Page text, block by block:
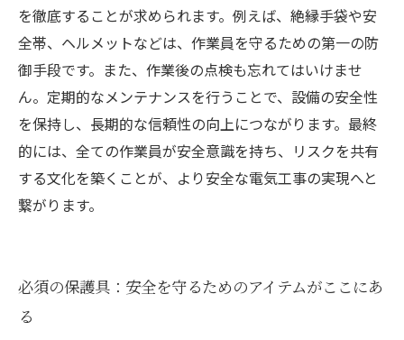
を徹底することが求められます。例えば、絶縁手袋や安
全帯、ヘルメットなどは、作業員を守るための第一の防
御手段です。また、作業後の点検も忘れてはいけませ
ん。定期的なメンテナンスを行うことで、設備の安全性
を保持し、長期的な信頼性の向上につながります。最終
的には、全ての作業員が安全意識を持ち、リスクを共有
する文化を築くことが、より安全な電気工事の実現へと
繋がります。
必須の保護具：安全を守るためのアイテムがここにあ
る